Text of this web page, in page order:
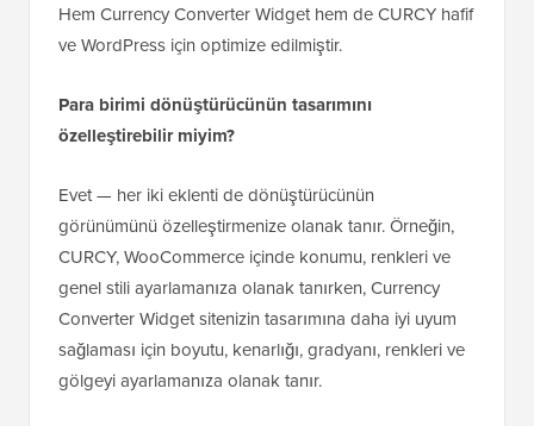
Hem Currency Converter Widget hem de CURCY hafif
ve WordPress için optimize edilmiştir.
Para birimi dönüştürücünün tasarımını
özelleştirebilir miyim?
Evet — her iki eklenti de dönüştürücünün
görünümünü özelleştirmenize olanak tanır. Örneğin,
CURCY, WooCommerce içinde konumu, renkleri ve
genel stili ayarlamanıza olanak tanırken, Currency
Converter Widget sitenizin tasarımına daha iyi uyum
sağlaması için boyutu, kenarlığı, gradyanı, renkleri ve
gölgeyi ayarlamanıza olanak tanır.